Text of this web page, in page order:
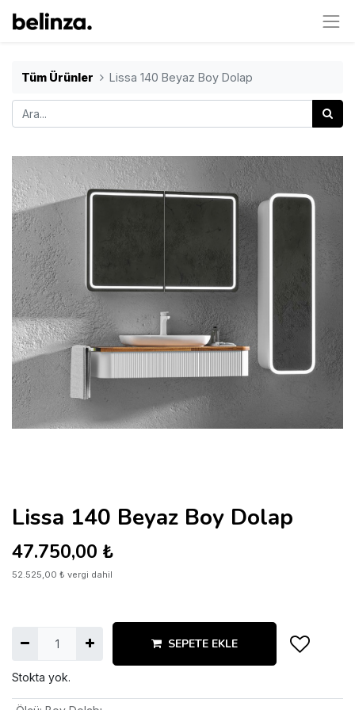
Tüm Ürünler Lissa 140 Beyaz Boy Dolap
Lissa 140 Beyaz Boy Dolap
47.750,00 ₺
52.525,00 ₺ vergi dahil
SEPETE EKLE
Stokta yok.